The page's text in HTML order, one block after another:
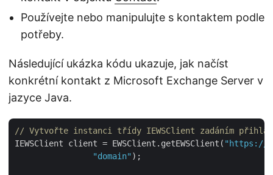
Používejte nebo manipulujte s kontaktem podle
potřeby.
Následující ukázka kódu ukazuje, jak načíst
konkrétní kontakt z Microsoft Exchange Server v
jazyce Java.
// Vytvořte instanci třídy IEWSClient zadáním
IEWSClient client = EWSClient.getEWSClient( "https://
"domain" );